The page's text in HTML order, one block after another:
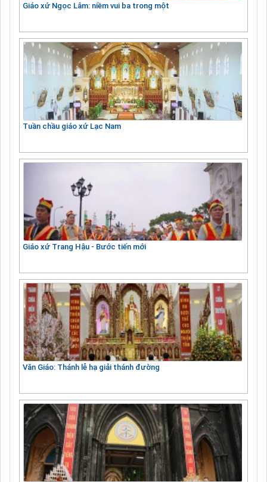
Giáo xứ Ngọc Lâm: niềm vui ba trong một
Tuần chầu giáo xứ Lạc Nam
Giáo xứ Trang Hậu - Bước tiến mới
Văn Giáo: Thánh lễ hạ giải thánh đường